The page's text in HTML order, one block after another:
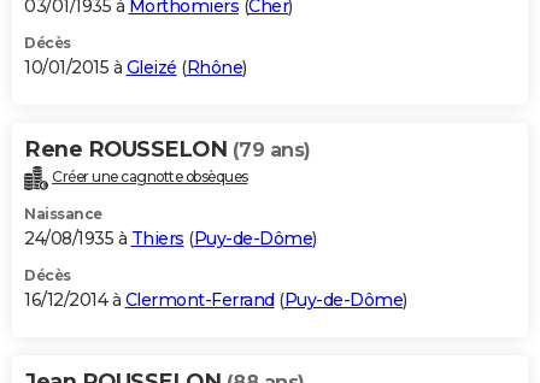
03/01/1935 à Morthomiers (Cher)
Décès
10/01/2015 à Gleizé (Rhône)
Rene ROUSSELON (79 ans)
Créer une cagnotte obsèques
Naissance
24/08/1935 à Thiers (Puy-de-Dôme)
Décès
16/12/2014 à Clermont-Ferrand (Puy-de-Dôme)